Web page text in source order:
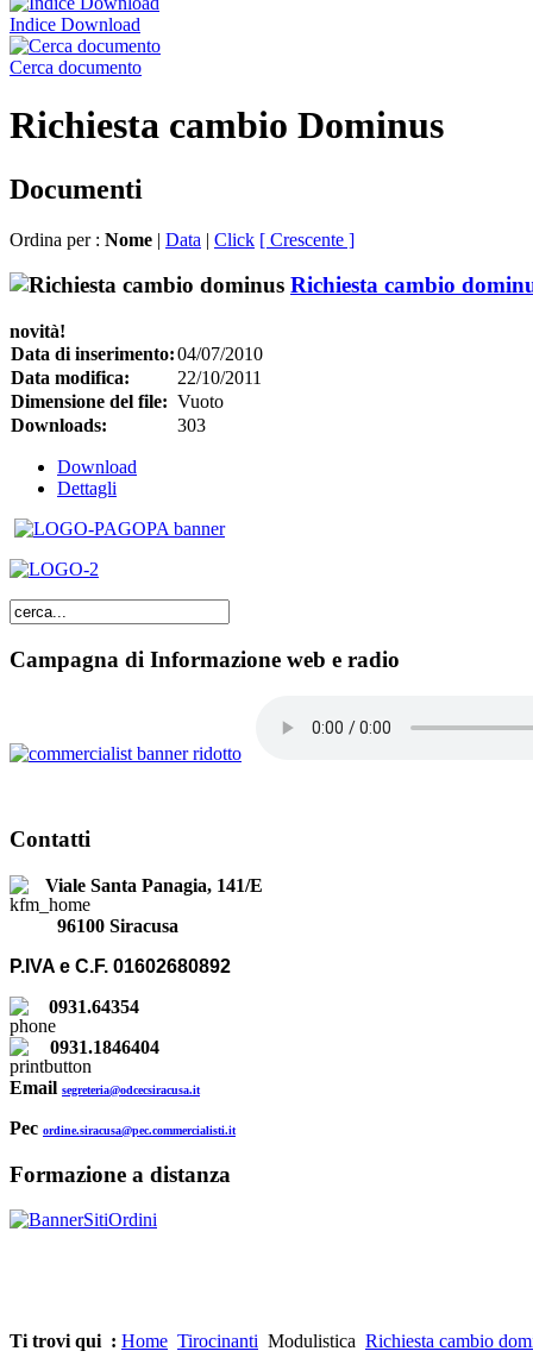
Indice Download
Cerca documento
Richiesta cambio Dominus
Documenti
Ordina per : Nome | Data | Click [ Crescente ]
Richiesta cambio
novità!
Data di inserimento:04/07/2010
Data modifica:
22/10/2011
Dimensione del file: Vuoto
Downloads:
303
Download
Dettagli
Campagna di Informazione web e radio
Contatti
Viale Santa Panagia, 141/E
96100 Siracusa
P.IVA e C.F. 01602680892
0931.64354
0931.1846404
Email segreteria@odcecsiracusa.it
Pec ordine.siracusa@pec.commercialisti.it
Formazione a distanza
Ti trovi qui : Home Tirocinanti Modulistica Richiesta cambio